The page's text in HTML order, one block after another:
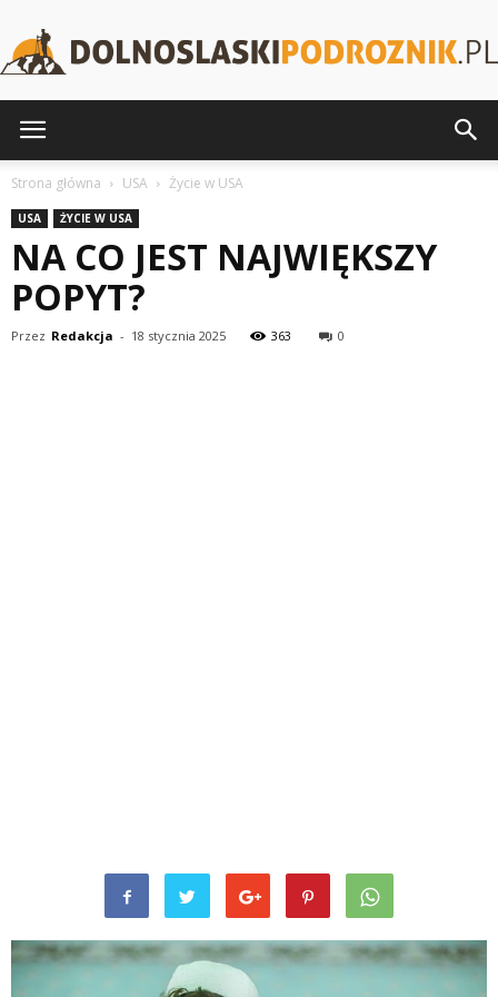
Strona główna USA Życie w USA
USA ŻYCIE W USA
NA CO JEST NAJWIĘKSZY
POPYT?
Przez Redakcja - 18 stycznia 2025 363 0